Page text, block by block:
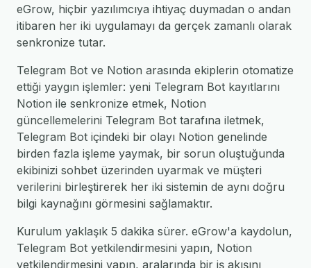
eGrow, hiçbir yazılımcıya ihtiyaç duymadan o andan
itibaren her iki uygulamayı da gerçek zamanlı olarak
senkronize tutar.
Telegram Bot ve Notion arasında ekiplerin otomatize
ettiği yaygın işlemler: yeni Telegram Bot kayıtlarını
Notion ile senkronize etmek, Notion
güncellemelerini Telegram Bot tarafına iletmek,
Telegram Bot içindeki bir olayı Notion genelinde
birden fazla işleme yaymak, bir sorun oluştuğunda
ekibinizi sohbet üzerinden uyarmak ve müşteri
verilerini birleştirerek her iki sistemin de aynı doğru
bilgi kaynağını görmesini sağlamaktır.
Kurulum yaklaşık 5 dakika sürer. eGrow'a kaydolun,
Telegram Bot yetkilendirmesini yapın, Notion
yetkilendirmesini yapın, aralarında bir iş akışını